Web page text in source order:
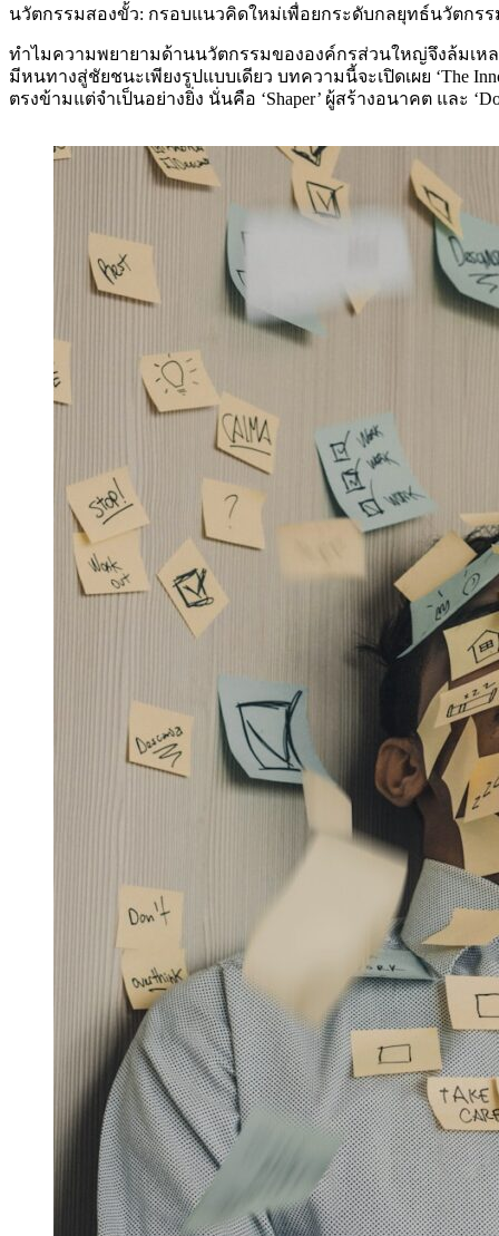
นวัตกรรมสองขั้ว: กรอบแนวคิดใหม่เพื่อยกระดับกลยุทธ์นวัตกรร
ทำไมความพยายามด้านนวัตกรรมขององค์กรส่วนใหญ่จึงล้มเ
มีหนทางสู่ชัยชนะเพียงรูปแบบเดียว บทความนี้จะเปิดเผย ‘The
ตรงข้ามแต่จำเป็นอย่างยิ่ง นั่นคือ ‘Shaper’ ผู้สร้างอนาคต และ